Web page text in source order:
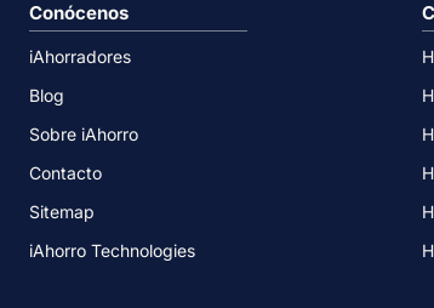
Conócenos
iAhorradores
Blog
Sobre iAhorro
Contacto
Sitemap
iAhorro Technologies